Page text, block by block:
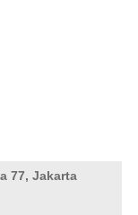
77, Jakarta